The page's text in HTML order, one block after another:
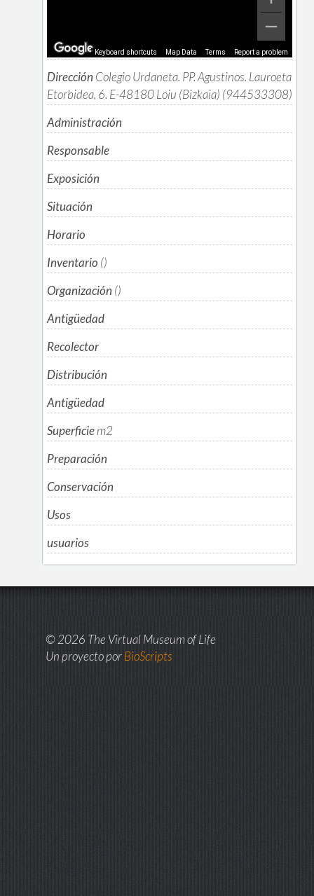
Keyboard shortcuts Map Data Terms Report a problem
Dirección Colegio Urdaneta. PP. Agustinos. Lauroeta
Etorbidea, 6. E-48180 Loiu (Bizkaia) (944533308)
Administración
Responsable
Exposición
Situación
Horario
Inventario ()
Organización ()
Antigüedad
Recolector
Distribución
Antigüedad
Superficiem2
Preparación
Conservación
Usos
usuarios
© 2026 The Virtual Museum of Life
Un proyecto porBioScripts